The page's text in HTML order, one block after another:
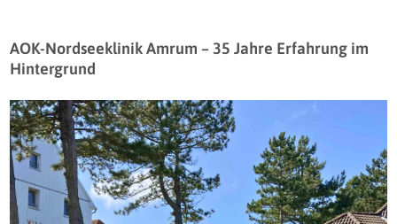
AOK-Nordseeklinik Amrum – 35 Jahre Erfahrung im
Hintergrund